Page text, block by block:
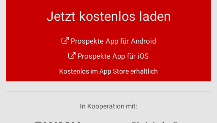
Jetzt kostenlos laden
Prospekte App für Android
Prospekte App für iOS
Kostenlos im App Store erhältlich
In Kooperation mit: